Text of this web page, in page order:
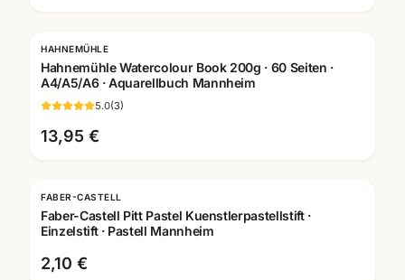
HAHNEMÜHLE
Hahnemühle Watercolour Book 200g · 60 Seiten ·
A4/A5/A6 · Aquarellbuch Mannheim
5.0(3)
13,95 €
FABER-CASTELL
Faber-Castell Pitt Pastel Kuenstlerpastellstift ·
Einzelstift · Pastell Mannheim
2,10 €